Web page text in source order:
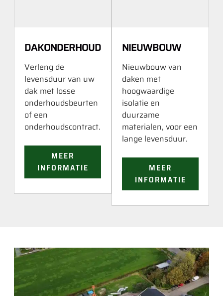
DAKONDERHOUD
Verleng de
levensduur van uw
dak met losse
onderhoudsbeurten
of een
onderhoudscontract.
MEER
INFORMATIE
NIEUWBOUW
Nieuwbouw van
daken met
hoogwaardige
isolatie en
duurzame
materialen, voor een
lange levensduur.
MEER
INFORMATIE